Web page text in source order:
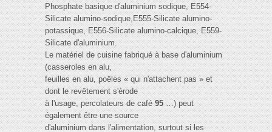
Phosphate basique d'aluminium sodique, E554-
Silicate alumino-sodique,E555-Silicate alumino-
potassique, E556-Silicate alumino-calcique, E559-
Silicate d'aluminium.
Le matériel de cuisine fabriqué à base d'aluminium
(casseroles en alu,
feuilles en alu, poëles « qui n'attachent pas » et
dont le revêtement s'érode
à l'usage, percolateurs de café95…) peut
également être une source
d'aluminium dans l'alimentation, surtout si les